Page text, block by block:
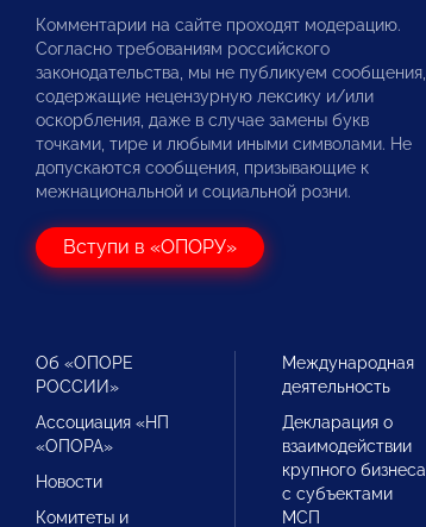
Комментарии на сайте проходят модерацию.
Согласно требованиям российского
законодательства, мы не публикуем сообщения,
содержащие нецензурную лексику и/или
оскорбления, даже в случае замены букв
точками, тире и любыми иными символами. Не
допускаются сообщения, призывающие к
межнациональной и социальной розни.
Вступи в «ОПОРУ»
Об «ОПОРЕ
РОССИИ»
Ассоциация «НП
«ОПОРА»
Новости
Комитеты и
Международная
деятельность
Декларация о
взаимодействии
крупного бизнеса
с субъектами
МСП